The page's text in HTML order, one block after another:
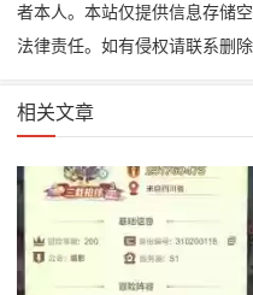
者本人。本站仅提供信息存储
法律责任。如有侵权请联系删
相关文章